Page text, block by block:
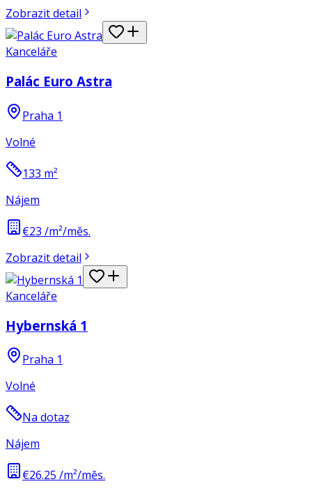
Zobrazit detail
Kanceláře
Palác Euro Astra
Praha 1
Volné
133 m²
Nájem
€23 /m²/měs.
Zobrazit detail
Kanceláře
Hybernská 1
Praha 1
Volné
Na dotaz
Nájem
€26.25 /m²/měs.